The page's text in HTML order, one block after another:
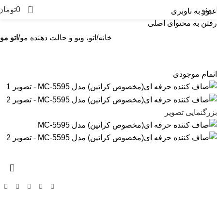
عبور به ناوبری
رفتن به محتوای اصلی
منو 0
0
خانه اتو، ویو و حالت دهنده مو اتو مو
اتمام موجودی
بزرگنمایی تصویر